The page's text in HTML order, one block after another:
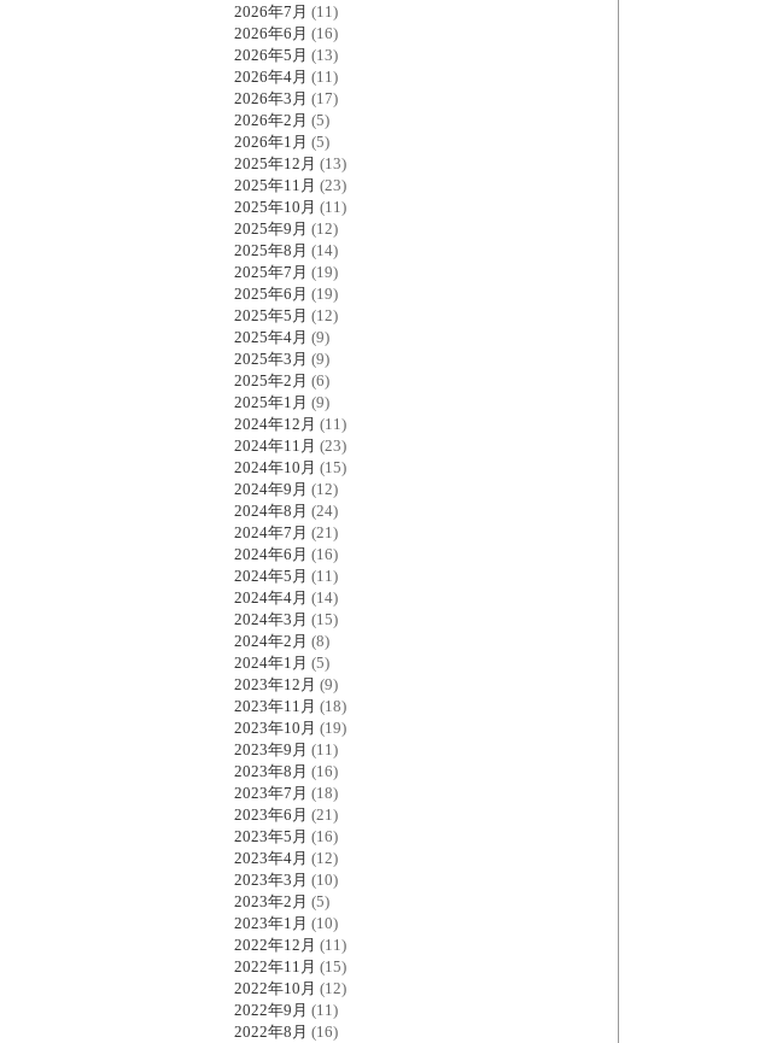
2026年7月 (11)
2026年6月 (16)
2026年5月 (13)
2026年4月 (11)
2026年3月 (17)
2026年2月 (5)
2026年1月 (5)
2025年12月 (13)
2025年11月 (23)
2025年10月 (11)
2025年9月 (12)
2025年8月 (14)
2025年7月 (19)
2025年6月 (19)
2025年5月 (12)
2025年4月 (9)
2025年3月 (9)
2025年2月 (6)
2025年1月 (9)
2024年12月 (11)
2024年11月 (23)
2024年10月 (15)
2024年9月 (12)
2024年8月 (24)
2024年7月 (21)
2024年6月 (16)
2024年5月 (11)
2024年4月 (14)
2024年3月 (15)
2024年2月 (8)
2024年1月 (5)
2023年12月 (9)
2023年11月 (18)
2023年10月 (19)
2023年9月 (11)
2023年8月 (16)
2023年7月 (18)
2023年6月 (21)
2023年5月 (16)
2023年4月 (12)
2023年3月 (10)
2023年2月 (5)
2023年1月 (10)
2022年12月 (11)
2022年11月 (15)
2022年10月 (12)
2022年9月 (11)
2022年8月 (16)